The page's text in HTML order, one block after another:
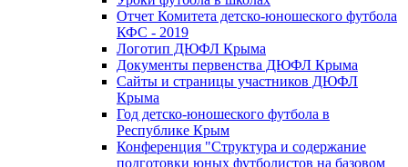
Отчет Комитета детско-юношеского футбола
КФС - 2019
Логотип ДЮФЛ Крыма
Документы первенства ДЮФЛ Крыма
Сайты и страницы участников ДЮФЛ
Крыма
Год детско-юношеского футбола в
Республике Крым
Конференция "Структура и содержание
подготовки юных футболистов на базовом